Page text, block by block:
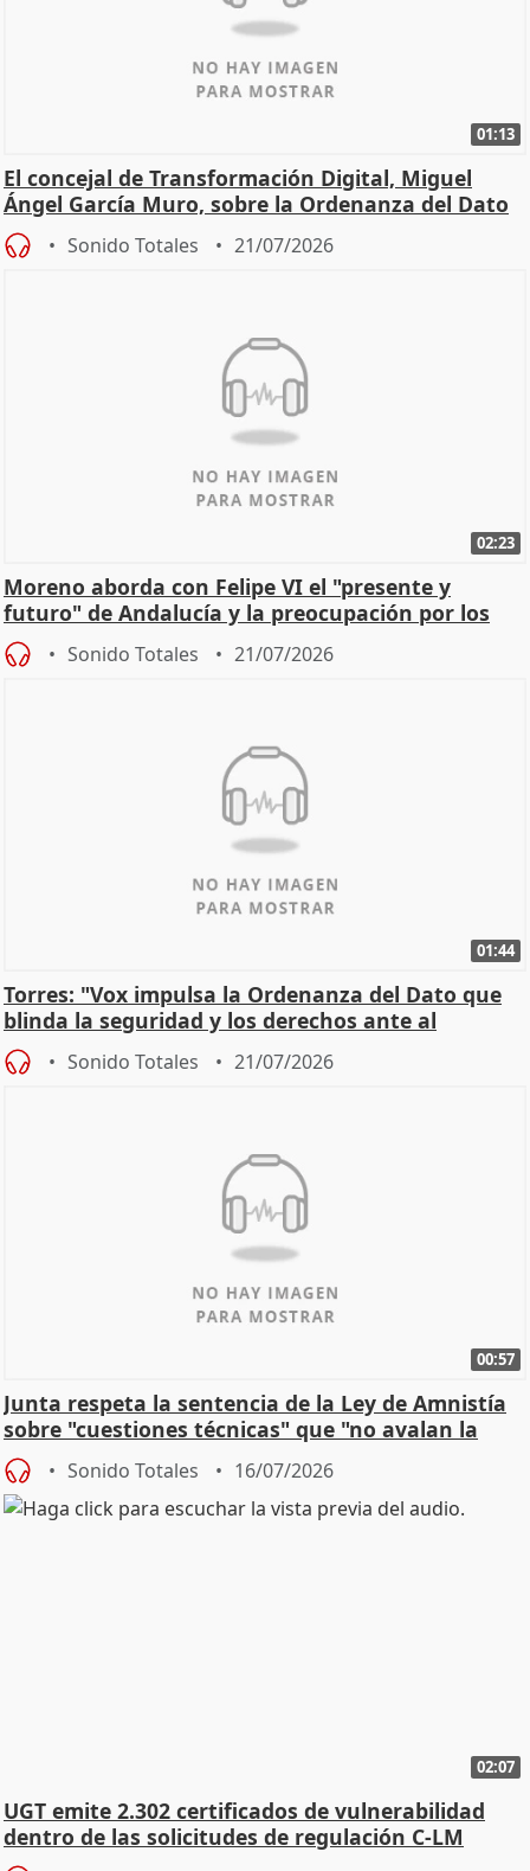
01:13
El concejal de Transformación Digital, Miguel
Ángel García Muro, sobre la Ordenanza del Dato
Sonido Totales 21/07/2026
02:23
Moreno aborda con Felipe VI el "presente y
futuro" de Andalucía y la preocupación por los
incendios
Sonido Totales 21/07/2026
01:44
Torres: "Vox impulsa la Ordenanza del Dato que
blinda la seguridad y los derechos ante al
control"
Sonido Totales 21/07/2026
00:57
Junta respeta la sentencia de la Ley de Amnistía
sobre "cuestiones técnicas" que "no avalan la
const
Sonido Totales 16/07/2026
02:07
UGT emite 2.302 certificados de vulnerabilidad
dentro de las solicitudes de regulación C-LM